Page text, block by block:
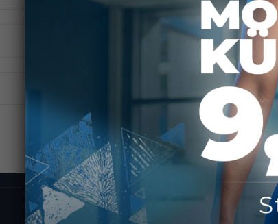
Informationen